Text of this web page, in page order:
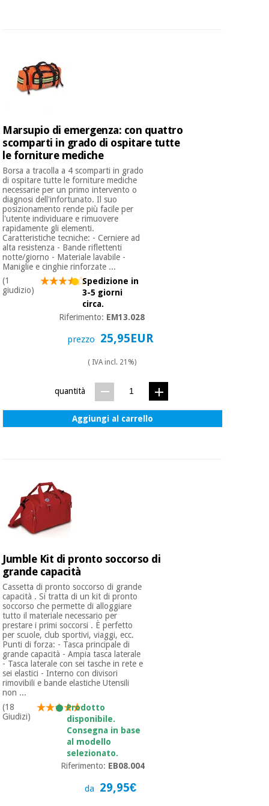
Marsupio di emergenza: con quattro
scomparti in grado di ospitare tutte
le forniture mediche
Borsa a tracolla a 4 scomparti in grado
di ospitare tutte le forniture mediche
necessarie per un primo intervento o
diagnosi dell'infortunato. Il suo
posizionamento rende più facile per
l'utente individuare e rimuovere
rapidamente gli elementi.
Caratteristiche tecniche: - Cerniere ad
alta resistenza - Bande riflettenti
notte/giorno - Materiale lavabile -
Maniglie e cinghie rinforzate ...
(1
giudizio)
Spedizione in
3-5 giorni
circa.
Riferimento: EM13.028
prezzo 25,95EUR
( IVA incl. 21%)
quantità
Aggiungi al carrello
Jumble Kit di pronto soccorso di
grande capacità
Cassetta di pronto soccorso di grande
capacità . Si tratta di un kit di pronto
soccorso che permette di alloggiare
tutto il materiale necessario per
prestare i primi soccorsi . È perfetto
per scuole, club sportivi, viaggi, ecc.
Punti di forza: - Tasca principale di
grande capacità - Ampia tasca laterale
- Tasca laterale con sei tasche in rete e
sei elastici - Interno con divisori
rimovibili e bande elastiche Utensili
non ...
(18
Giudizi)
Prodotto
disponibile.
Consegna in base
al modello
selezionato.
Riferimento: EB08.004
da 29,95€